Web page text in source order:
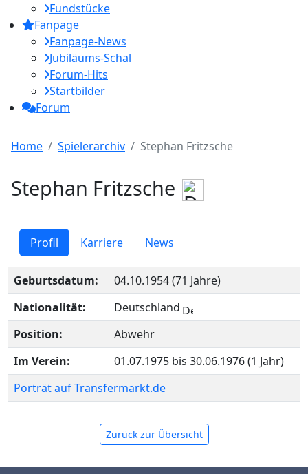
Fundstücke
Fanpage
Fanpage-News
Jubiläums-Schal
Forum-Hits
Startbilder
Forum
Home Spielerarchiv Stephan Fritzsche
Stephan Fritzsche
Profil Karriere News
Geburtsdatum:
04.10.1954 (71 Jahre)
Nationalität:
Deutschland
Position:
Abwehr
Im Verein:
01.07.1975 bis 30.06.1976 (1 Jahr)
Porträt auf Transfermarkt.de
Zurück zur Übersicht